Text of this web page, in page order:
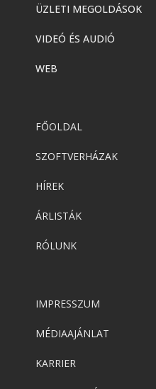
ÜZLETI MEGOLDÁSOK
VIDEÓ ÉS AUDIÓ
WEB
FŐOLDAL
SZOFTVERHÁZAK
HÍREK
ÁRLISTÁK
RÓLUNK
IMPRESSZUM
MÉDIAAJÁNLAT
KARRIER